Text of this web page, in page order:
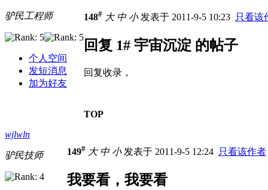
驴民工程师
个人空间
发短消息
加为好友
148# 大 中 小发表于 2011-9-5 10:23 只看该
回复 1# 宇宙沉淀 的帖子
回复收录，
TOP
wjlwln
驴民技师 149# 大 中 小发表于 2011-9-5 12:24 只看该作者
我要看，我要看